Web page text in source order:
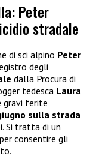
Peter
stradale
di sci alpino Peter
degli
dalla Procura di
tedesca Laura
gravi ferite
sulla strada
Si tratta di un
per consentire gli